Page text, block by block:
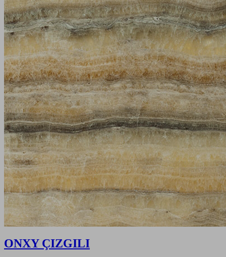
ONXY ÇIZGILI